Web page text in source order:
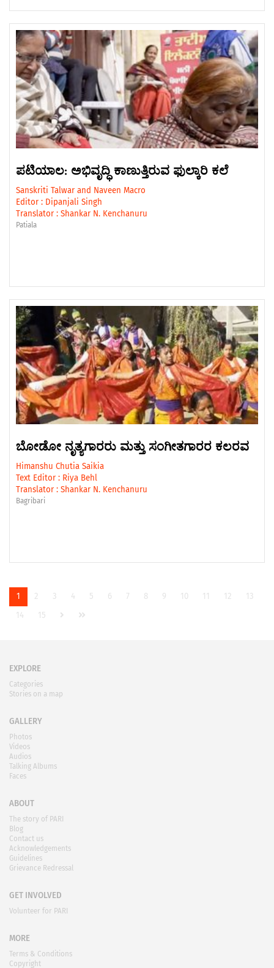
ಪಟಿಯಾಲ: ಅಭಿವೃದ್ಧಿ ಕಾಣುತ್ತಿರುವ ಫುಲ್ಕಾರಿ ಕಲೆ
Sanskriti Talwar and Naveen Macro
Editor : Dipanjali Singh
Translator : Shankar N. Kenchanuru
Patiala
ಬೋಡೋ ನೃತ್ಯಗಾರರು ಮತ್ತು ಸಂಗೀತಗಾರರ ಕಲರವ
Himanshu Chutia Saikia
Text Editor : Riya Behl
Translator : Shankar N. Kenchanuru
Bagribari
1 2 3 4 5 6 7 8 9 10 11 12
13
14
15
EXPLORE
Categories
Stories on a map
GALLERY
Photos
Videos
Audios
Talking Albums
Faces
ABOUT
The story of PARI
Blog
Contact us
Acknowledgements
Guidelines
Grievance Redressal
GET INVOLVED
Volunteer for PARI
MORE
Terms & Conditions
Copyright